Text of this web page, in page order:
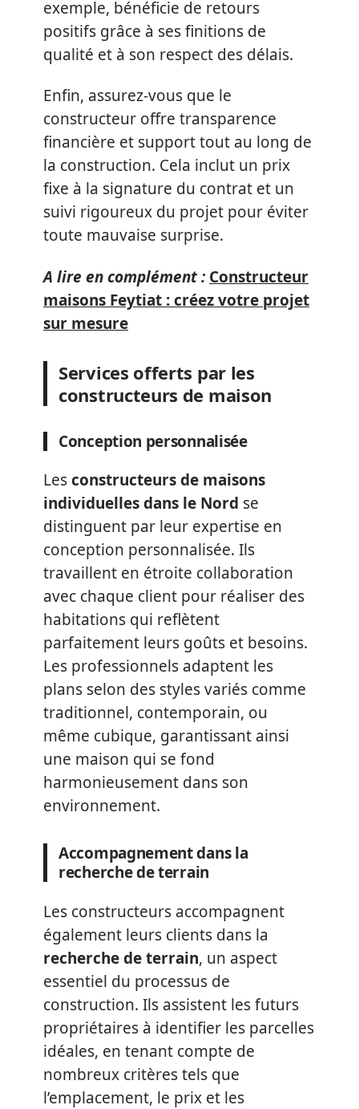
exemple, bénéficie de retours
positifs grâce à ses finitions de
qualité et à son respect des délais.
Enfin, assurez-vous que le
constructeur offre transparence
financière et support tout au long de
la construction. Cela inclut un prix
fixe à la signature du contrat et un
suivi rigoureux du projet pour éviter
toute mauvaise surprise.
A lire en complément : Constructeur
maisons Feytiat : créez votre projet
sur mesure
Services offerts par les
constructeurs de maison
Conception personnalisée
Lesconstructeurs de maisons
individuelles dans le Nord se
distinguent par leur expertise en
conception personnalisée. Ils
travaillent en étroite collaboration
avec chaque client pour réaliser des
habitations qui reflètent
parfaitement leurs goûts et besoins.
Les professionnels adaptent les
plans selon des styles variés comme
traditionnel, contemporain, ou
même cubique, garantissant ainsi
une maison qui se fond
harmonieusement dans son
environnement.
Accompagnement dans la
recherche de terrain
Les constructeurs accompagnent
également leurs clients dans la
recherche de terrain, un aspect
essentiel du processus de
construction. Ils assistent les futurs
propriétaires à identifier les parcelles
idéales, en tenant compte de
nombreux critères tels que
l’emplacement, le prix et les